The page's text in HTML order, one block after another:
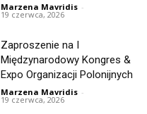
Marzena Mavridis -
19 czerwca, 2026
Zaproszenie na I
Międzynarodowy Kongres &
Expo Organizacji Polonijnych
Marzena Mavridis -
19 czerwca, 2026